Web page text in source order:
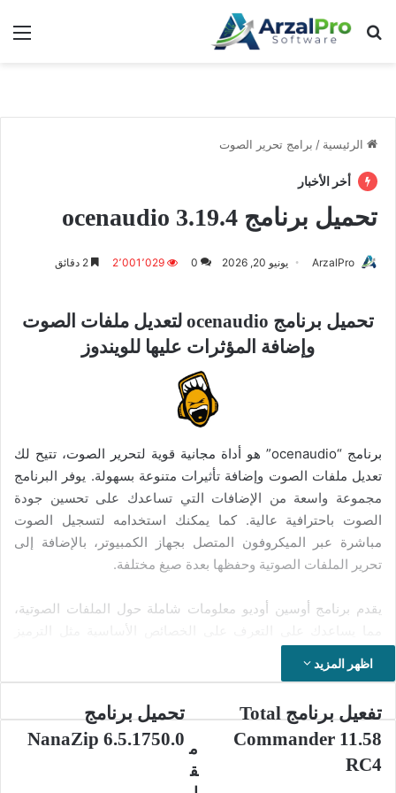
بحث عن
الرئيسية / برامج تحرير الصوت
أخر الأخبار
تحميل برنامج ocenaudio 3.19.4
ArzalPro يونيو 20, 2026 0 2٬001٬029
تحميل برنامج ocenaudio لتعديل ملفات الصوت
وإضافة المؤثرات عليها للويندوز
برنامج “ocenaudio” هو أداة مجانية قوية لتحرير الصوت، تتيح لك
تعديل ملفات الصوت وإضافة تأثيرات متنوعة بسهولة. يوفر البرنامج
مجموعة واسعة من الإضافات التي تساعدك على تحسين جودة
الصوت باحترافية عالية. كما يمكنك استخدامه لتسجيل الصوت
مباشرة عبر الميكروفون المتصل بجهاز الكمبيوتر، بالإضافة إلى
تحرير الملفات الصوتية وحفظها بعدة صيغ مختلفة.
يقدم برنامج أوسين أوديو معلومات شاملة حول الملفات الصوتية،
مما يساعدك على التعرف على الخصائص الأساسية مثل الترميز
الصوتي، معدل البت، معدل العينة، وجودة الصوت، بالإضافة إلى نوع
نظام الصوت سواء كان مونو أو ستيريو. كما يتيح البرنامج تعديل
الصوت، والتي تتضمن معلومات وصفية مثل اسم الأغنية، اسم
الفنان، عنوان الألبوم، الصورة الفنية للألبوم، تاريخ الإصدار، وغيرها
من التفاصيل المهمة.
اظهر المزيد
تفعيل
Total
Commander
تفعيل برنامج Total
Commander 11.58
RC4
تحميل
NanaZip
تحميل برنامج
NanaZip 6.5.1750.0 م
ق